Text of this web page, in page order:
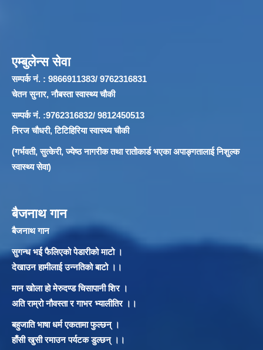
एम्बुलेन्स सेवा
सम्पर्क नं. : 9866911383/ 9762316831
चेतन सुनार, नौबस्ता स्वास्थ्य चौकी
सम्पर्क नं. :9762316832/ 9812450513
निरज चौधरी, टिटिहिरिया स्वास्थ्य चौकी
(गर्भवती, सुत्केरी, ज्येष्ठ नागरीक तथा रातोकार्ड भएका अपाङ्गतालाई निशुल्क
स्वास्थ्य सेवा)
बैजनाथ गान
बैजनाथ गान
सुगन्ध भई फैलिएको पेडारीको माटो ।
देखाउन हामीलाई उन्नतिको बाटो ।।
मान खोला हो मेरुदण्ड चिसापानी शिर ।
अति राम्रो नौवस्ता र गाभर भ्यालीतिर ।।
बहुजाति भाषा धर्म एकतामा फुल्छन् ।
हाँसी खुसी रमाउन पर्यटक डुल्छन् ।।